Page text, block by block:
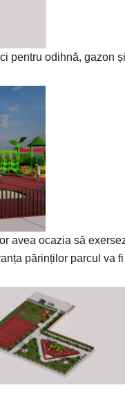
pentru odihnă, gazon
avea ocazia să
părinților parcul va